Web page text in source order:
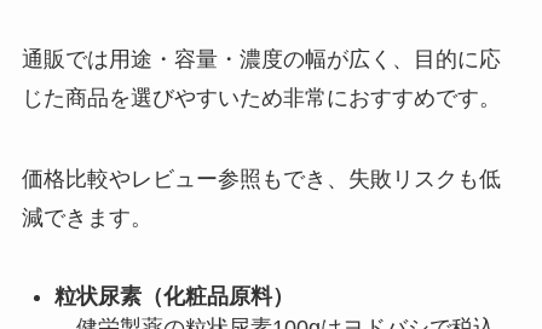
通販では用途・容量・濃度の幅が広く、目的に応
じた商品を選びやすいため非常におすすめです。
価格比較やレビュー参照もでき、失敗リスクも低
減できます。
粒状尿素（化粧品原料）